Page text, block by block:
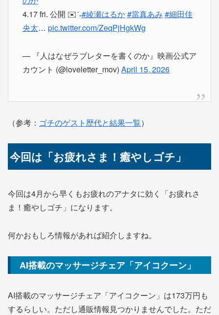
4.17 fri. 公開 ✉️ˊ˗#綾瀬はるか#當真あみ #細田佳
央太… pic.twitter.com/ZeqPjHgkWg
— 『人はなぜラブレターを書くのか』映画公式ア
カウント (@loveletter_mov) April 15, 2026
（参考： ゴチのゲスト歴代と結果一覧）
今回は「お疲れさま！癒やしゴチ」
今回は4月から早くもお疲れのアナタに効く「お疲れさ
ま！癒やしゴチ」になります。
何かおもしろ情報があれば紹介しますね。
AI搭載のマッサージチェア「アイコクーン」
AI搭載のマッサージチェア「アイコクーン」は173万円も
するらしい。ただし通販情報見つかりませんでした。ただ